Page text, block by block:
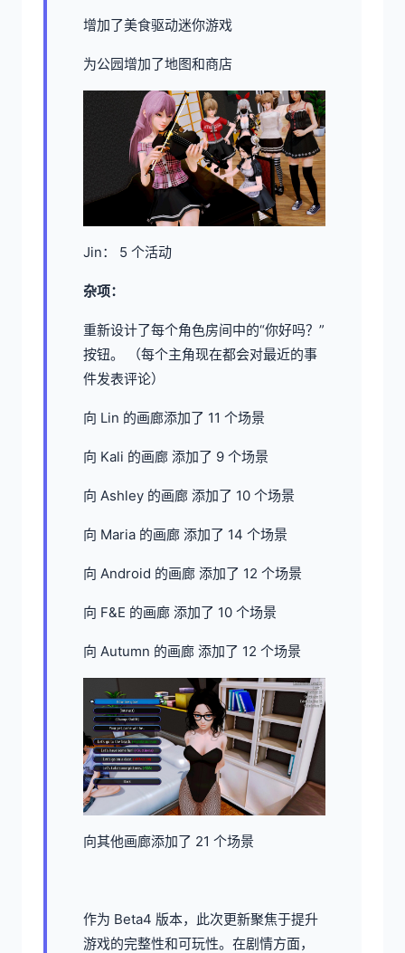
增加了美食驱动迷你游戏
为公园增加了地图和商店
Jin： 5 个活动
杂项：
重新设计了每个角色房间中的“你好吗？”
按钮。 （每个主角现在都会对最近的事
件发表评论）
向 Lin 的画廊添加了 11 个场景
向 Kali 的画廊 添加了 9 个场景
向 Ashley 的画廊 添加了 10 个场景
向 Maria 的画廊 添加了 14 个场景
向 Android 的画廊 添加了 12 个场景
向 F&E 的画廊 添加了 10 个场景
向 Autumn 的画廊 添加了 12 个场景
向其他画廊添加了 21 个场景
作为 Beta4 版本，此次更新聚焦于提升
游戏的完整性和可玩性。在剧情方面，